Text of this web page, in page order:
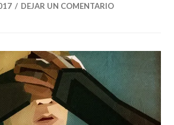
DEJAR UN COMENTARIO